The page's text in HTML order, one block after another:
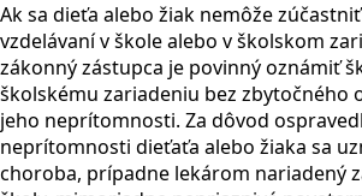
Ak sa dieťa alebo žiak nemôže
vzdelávaní v škole alebo v školskom
zákonný zástupca je povinný oznámiť
školskému zariadeniu bez zbytočného
jeho neprítomnosti. Za dôvod
neprítomnosti dieťaťa alebo žiaka sa
choroba, prípadne lekárom nariadený